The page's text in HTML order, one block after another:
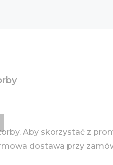
Aby skorzystać z
dostawa przy